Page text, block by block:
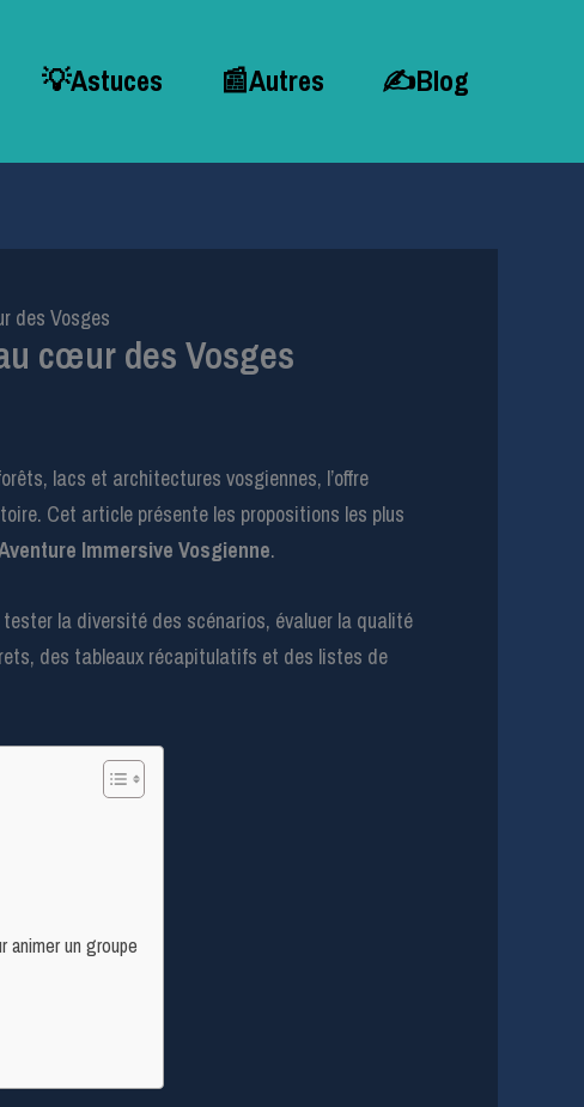
💡Astuces 📰Autres ✍Blog
des Vosges
cœur des Vosges
lacs et architectures vosgiennes, l’offre
Cet article présente les propositions les plus
Immersive Vosgienne.
la diversité des scénarios, évaluer la qualité
des tableaux récapitulatifs et des listes de
animer un groupe